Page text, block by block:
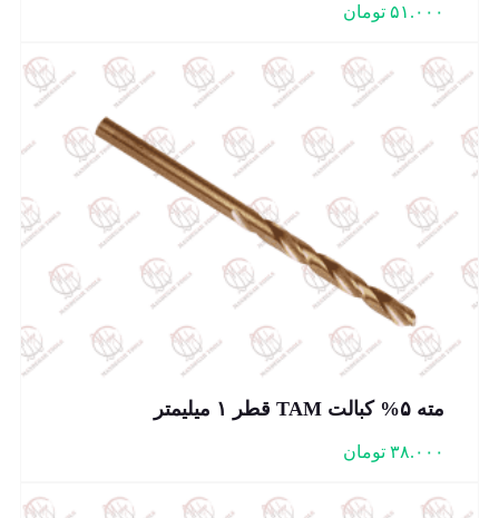
۵۱.۰۰۰ تومان
مته ۵% کبالت TAM قطر ۱ میلیمتر
۳۸.۰۰۰ تومان